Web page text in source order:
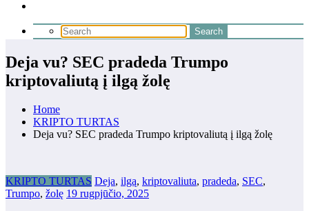
Deja vu? SEC pradeda Trumpo
kriptovaliutą į ilgą žolę
Home
KRIPTO TURTAS
Deja vu? SEC pradeda Trumpo kriptovaliutą į ilgą žolę
KRIPTO TURTAS Deja, ilgą, kriptovaliuta, pradeda, SEC,
Trumpo, žolę 19 rugpjūčio, 2025